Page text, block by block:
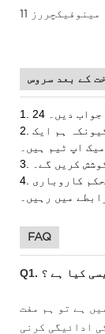
کے بعد سروس
جواب دیں۔
2. ہم آپ کے تاثرات پر زیادہ توجہ دیں گے کیونکہ ہم ایک
اپ ٹیم ہیں۔
کریں گے۔
4. ایک دوسرے کے ساتھ طویل مدتی اور مستحکم کاروباری
میں رہیں۔
FAQ
Q1. کیا ہے ؟
ہے تو ہم مفت
ادائیگی کرنی